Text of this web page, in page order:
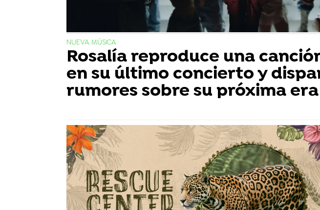
NUEVA MÚSICA
Rosalía reproduce una
en su último concierto y
rumores sobre su próxima era